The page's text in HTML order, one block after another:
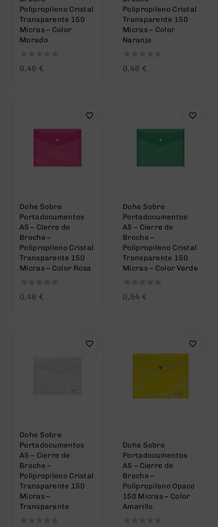
Polipropileno Cristal
Transparente 150
Micras – Color
Morado
0
0,46 €
Polipropileno Cristal
Transparente 150
Micras – Color
Naranja
0
0,46 €
Dohe Sobre
Portadocumentos
A5 – Cierre de
Broche –
Polipropileno Cristal
Transparente 150
Micras – Color Rosa
0
0,46 €
Dohe Sobre
Portadocumentos
A5 – Cierre de
Broche –
Polipropileno Cristal
Transparente 150
Micras – Color Verde
0
0,54 €
Dohe Sobre
Portadocumentos
A5 – Cierre de
Broche –
Polipropileno Cristal
Transparente 150
Micras –
Transparente
Dohe Sobre
Portadocumentos
A5 – Cierre de
Broche –
Polipropileno Opaco
150 Micras – Color
Amarillo